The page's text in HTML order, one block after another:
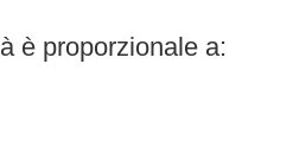
è proporzionale a: